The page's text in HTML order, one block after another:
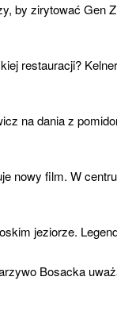
by zirytować Gen
restauracji?
na dania z
nowy film. W
jeziorze.
Bosacka